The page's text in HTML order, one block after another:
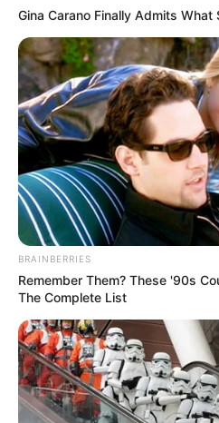
Gina Carano Finally Admits
BRAINBERRIES
Remember Them? These '90s
The Complete List